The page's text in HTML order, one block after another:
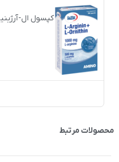
کپسول ال-
محصولات مرتبط